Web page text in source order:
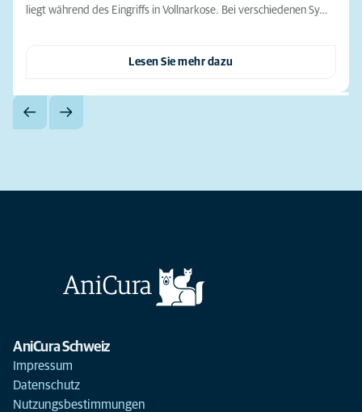
liegt während des Eingriffs in Vollnarkose. Bei verschiedenen Sy…
Lesen Sie mehr dazu
AniCura Schweiz
Impressum
Datenschutz
Nutzungsbestimmungen